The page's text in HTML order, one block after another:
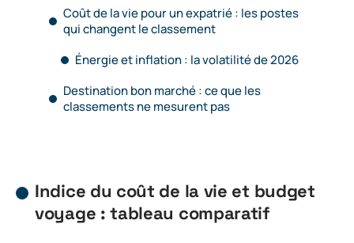
Coût de la vie pour un expatrié : les postes
qui changent le classement
Énergie et inflation : la volatilité de 2026
Destination bon marché : ce que les
classements ne mesurent pas
Indice du coût de la vie et budget
voyage : tableau comparatif